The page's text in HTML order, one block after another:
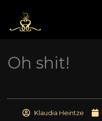
treści
Oh shit!
Klaudia Heintze